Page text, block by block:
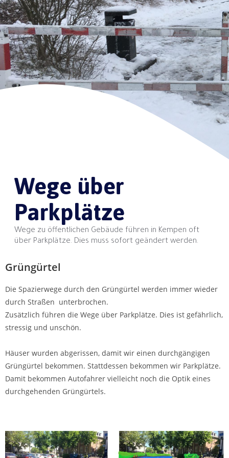
Wege über
Parkplätze
Wege zu öffentlichen Gebäude führen in Kempen oft
über Parkplätze. Dies muss sofort geändert werden.
Grüngürtel
Die Spazierwege durch den Grüngürtel werden immer wieder
durch Straßen unterbrochen.
Zusätzlich führen die Wege über Parkplätze. Dies ist gefährlich,
stressig und unschön.
Häuser wurden abgerissen, damit wir einen durchgängigen
Grüngürtel bekommen. Stattdessen bekommen wir Parkplätze.
Damit bekommen Autofahrer vielleicht noch die Optik eines
durchgehenden Grüngürtels.